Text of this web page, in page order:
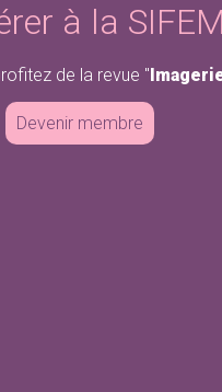
à la SIFEM
de la revue "
Devenir membre